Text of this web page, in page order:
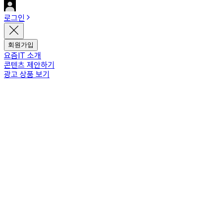
로그인
회원가입
요즘IT 소개
콘텐츠 제안하기
광고 상품 보기